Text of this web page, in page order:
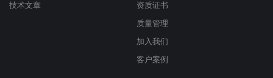
技术文章
资质证书
质量管理
加入我们
客户案例